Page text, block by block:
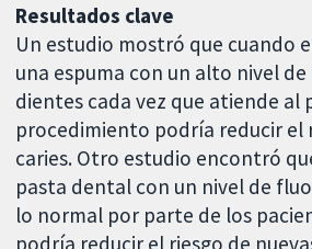
Resultados clave
Un estudio mostró que cuando
una espuma con un alto nivel
dientes cada vez que atiende al
procedimiento podría reducir el
caries. Otro estudio encontró
pasta dental con un nivel de
lo normal por parte de los
podría reducir el riesgo de